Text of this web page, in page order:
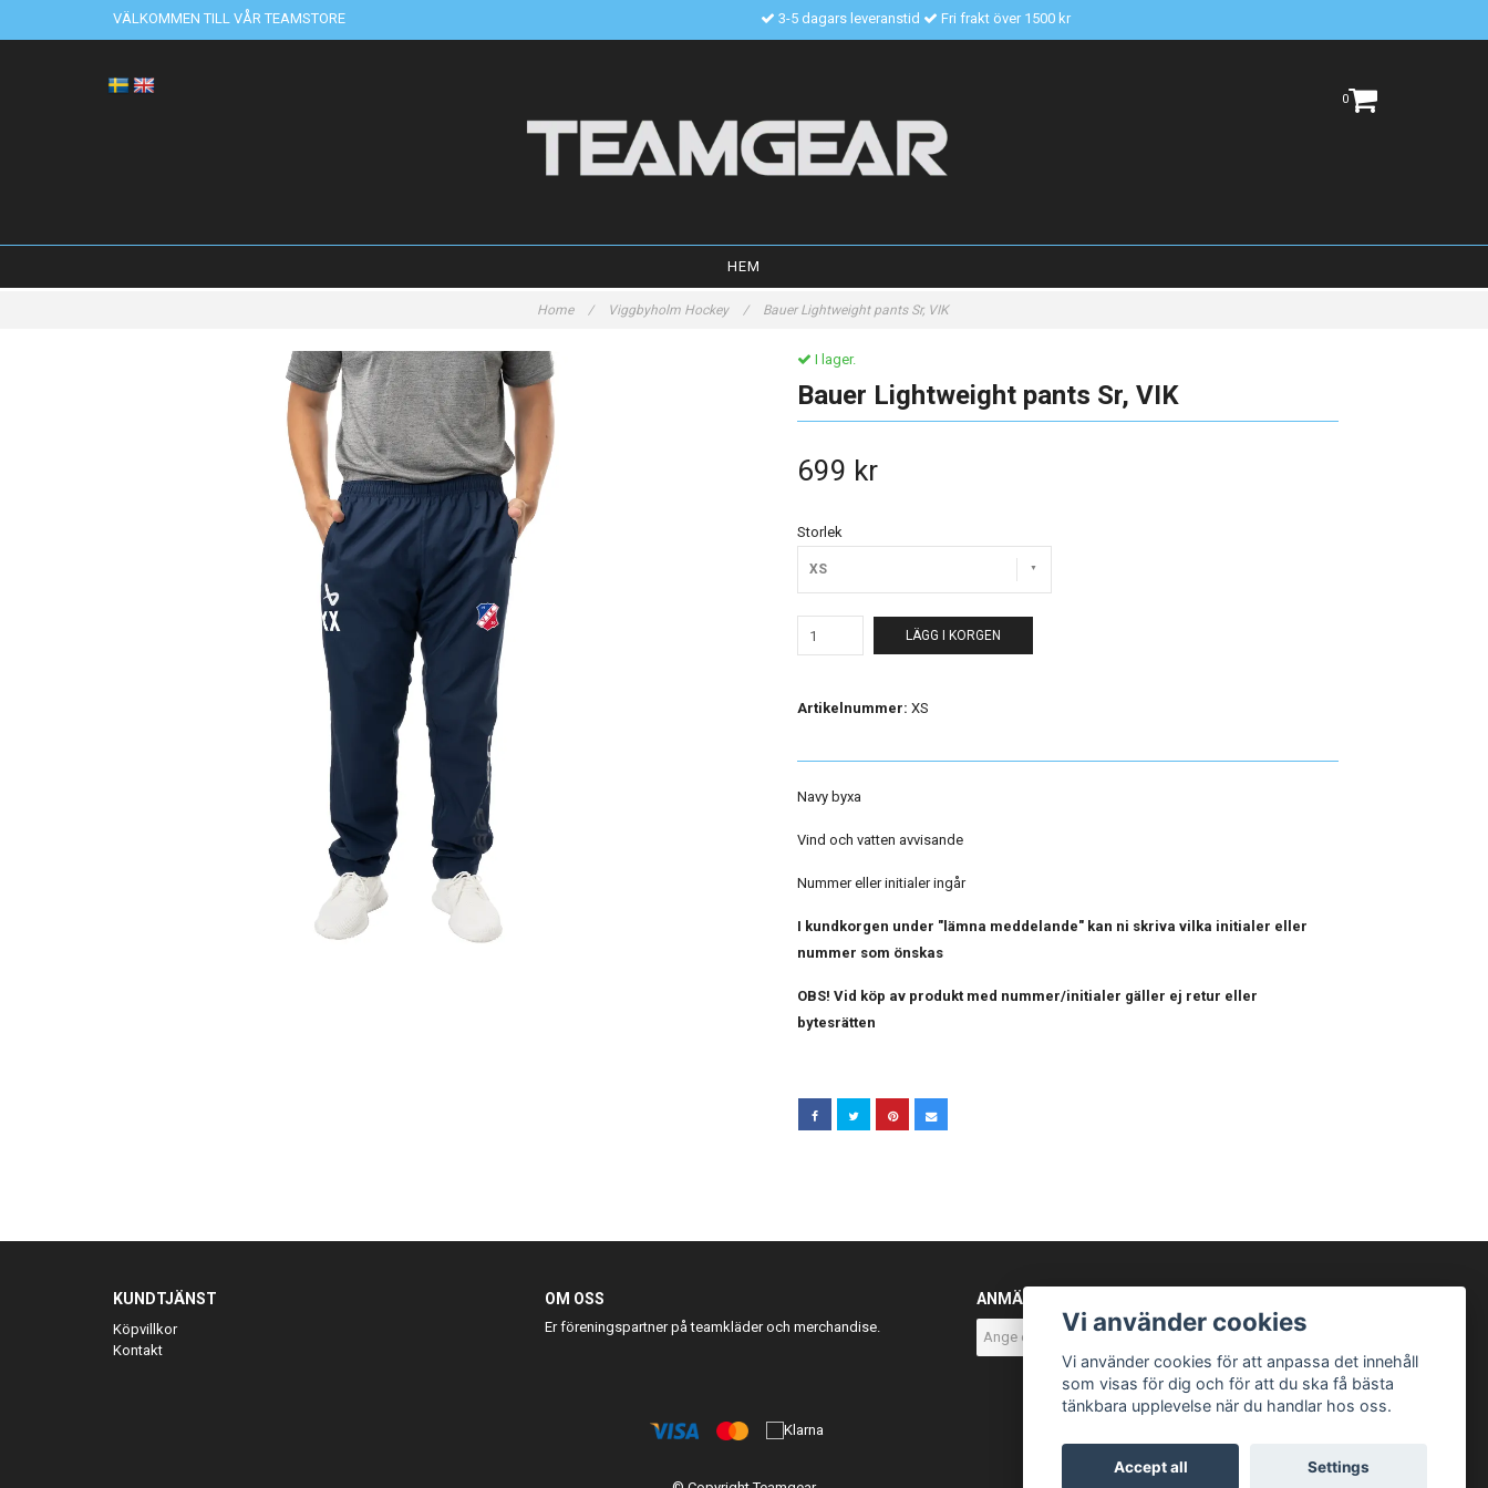
VÄLKOMMEN TILL VÅR TEAMSTORE 3-5 dagars leveranstid Fri frakt över 1500 kr
0
HEM
Home / Viggbyholm Hockey / Bauer Lightweight pants Sr, VIK
I lager.
Bauer Lightweight pants Sr, VIK
699 kr
Storlek
XS
LÄGG I KORGEN
Artikelnummer: XS
Navy byxa
Vind och vatten avvisande
Nummer eller initialer ingår
I kundkorgen under "lämna meddelande" kan ni skriva vilka initialer eller
nummer som önskas
OBS! Vid köp av produkt med nummer/initialer gäller ej retur eller
bytesrätten
KUNDTJÄNST
Köpvillkor
Kontakt
OM OSS
Er föreningspartner på teamkläder och merchandise.
ANMÄL DIG TILL VÅRT NYHETSBREV
Prenumerera
Vi använder cookies
Vi använder cookies för att anpassa det innehåll
som visas för dig och för att du ska få bästa
tänkbara upplevelse när du handlar hos oss.
Accept all Settings